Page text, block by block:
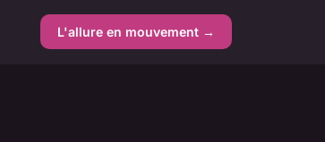
L'allure en mouvement →